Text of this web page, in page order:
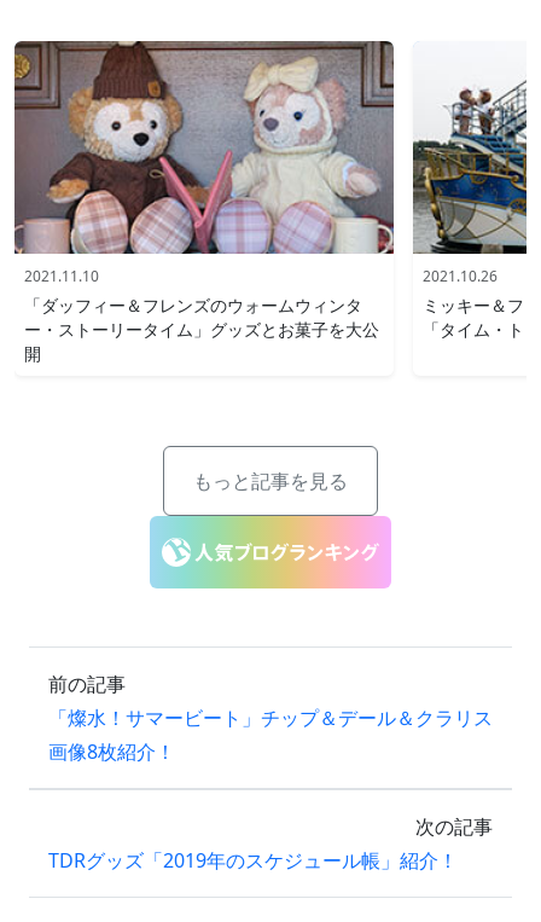
2021.11.10
「ダッフィー＆フレンズのウォームウィンタ
ー・ストーリータイム」グッズとお菓子を大公
開
2021.10.26
ミッキー＆フ
「タイム・ト
もっと記事を見る
前の記事
「燦水！サマービート」チップ＆デール＆クラリス
画像8枚紹介！
次の記事
TDRグッズ「2019年のスケジュール帳」紹介！